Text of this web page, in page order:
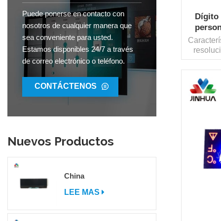
Puede ponerse en contacto con
nosotros de cualquier manera que
sea conveniente para usted.
Estamos disponibles 24/7 a través
de correo electrónico o teléfono.
CONTÁCTENOS
Nuevos Productos
China
LEE MAS
Dígito
gráfica
en el
PCBA